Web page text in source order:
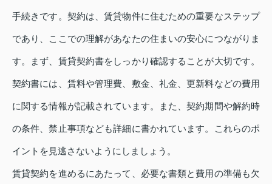
手続きです。契約は、賃貸物件に住むための重要なステップ
であり、ここでの理解があなたの住まいの安心につながりま
す。まず、賃貸契約書をしっかり確認することが大切です。
契約書には、賃料や管理費、敷金、礼金、更新料などの費用
に関する情報が記載されています。また、契約期間や解約時
の条件、禁止事項なども詳細に書かれています。これらのポ
イントを見逃さないようにしましょう。
賃貸契約を進めるにあたって、必要な書類と費用の準備も欠